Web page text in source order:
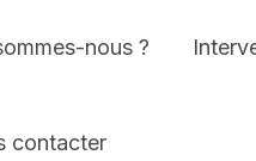
nous ?
contacter